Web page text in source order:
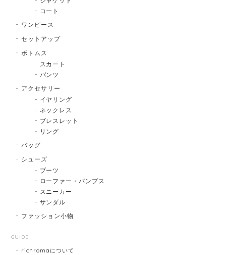
コート
ワンピース
セットアップ
ボトムス
スカート
パンツ
アクセサリー
イヤリング
ネックレス
ブレスレット
リング
バッグ
シューズ
ブーツ
ローファー・パンプス
スニーカー
サンダル
ファッション小物
GUIDE
richromaについて